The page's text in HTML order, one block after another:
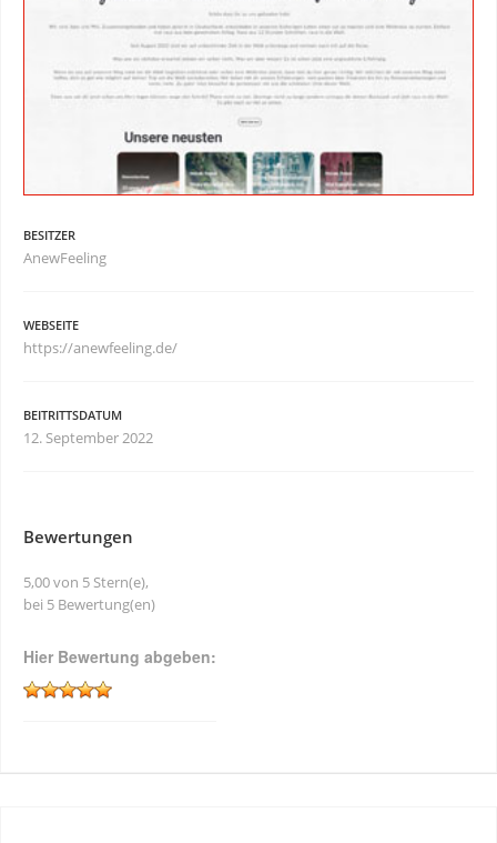
BESITZER
AnewFeeling
WEBSEITE
https://anewfeeling.de/
BEITRITTSDATUM
12. September 2022
Bewertungen
5,00 von 5 Stern(e),
bei 5 Bewertung(en)
Hier Bewertung abgeben: